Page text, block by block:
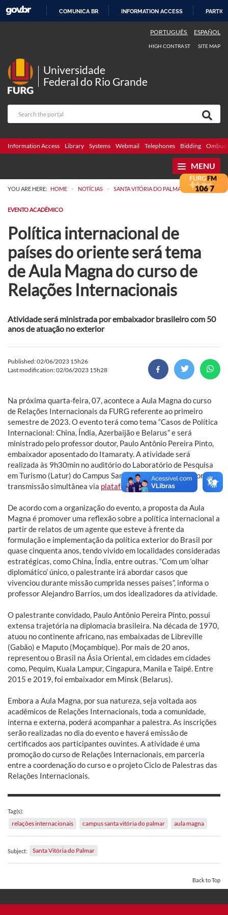
COMUNICA BR INFORMATION ACCESS
PORTUGUÊS ESPAÑOL
HIGH CONTRAST SITE MAP
Universidade
Federal do Rio Grande
Information Access Library Systems Webmail Telephones Bidding
MENU
YOU ARE HERE: HOME > NOTÍCIAS > SANTA VITÓRIA DO PALMAR
EVENTO ACADÊMICO
Política internacional de
países do oriente será tema
de Aula Magna do curso de
Relações Internacionais
Atividade será ministrada por embaixador brasileiro com 50
anos de atuação no exterior
Published: 02/06/2023 15h26
Last modification: 02/06/2023 15h28
Na próxima quarta-feira, 07, acontece a Aula Magna do curso
de Relações Internacionais da FURG referente ao primeiro
semestre de 2023. O evento terá como tema “Casos de Política
Internacional: China, Índia, Azerbaijão e Belarus” e será
ministrado pelo professor doutor, Paulo Antônio Pereira Pinto,
embaixador aposentado do Itamaraty. A atividade será
realizada às 9h30min no auditório do Laboratório de Pesquisa
em Turismo (Latur) do Campus Santa Vitória do Palmar, com
transmissão simultânea via plataforma Zoom.
De acordo com a organização do evento, a proposta da Aula
Magna é promover uma reflexão sobre a política internacional a
partir de relatos de um agente que esteve à frente da
formulação e implementação da política exterior do Brasil por
quase cinquenta anos, tendo vivido em localidades consideradas
estratégicas, como China, Índia, entre outras. “Com um ‘olhar
diplomático’ único, o palestrante irá abordar casos que
vivenciou durante missão cumprida nesses países”, informa o
professor Alejandro Barrios, um dos idealizadores da atividade.
O palestrante convidado, Paulo Antônio Pereira Pinto, possui
extensa trajetória na diplomacia brasileira. Na década de 1970,
atuou no continente africano, nas embaixadas de Libreville
(Gabão) e Maputo (Moçambique). Por mais de 20 anos,
representou o Brasil na Ásia Oriental, em cidades em cidades
como, Pequim, Kuala Lampur, Cingapura, Manila e Taipé. Entre
2015 e 2019, foi embaixador em Minsk (Belarus).
Embora a Aula Magna, por sua natureza, seja voltada aos
acadêmicos de Relações Internacionais, toda a comunidade,
interna e externa, poderá acompanhar a palestra. As inscrições
serão realizadas no dia do evento e haverá emissão de
certificados aos participantes ouvintes. A atividade é uma
promoção do curso de Relações Internacionais, em parceria
entre a coordenação do curso e o projeto Ciclo de Palestras das
Relações Internacionais.
Tag(s):
relações internacionais campus santa vitória do palmar aula magna
Subject: Santa Vitória do Palmar
Back to Top